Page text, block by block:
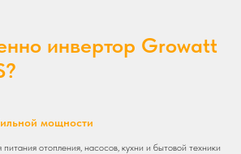
инвертор Growatt
мощности
отопления, насосов, кухни и бытовой техники